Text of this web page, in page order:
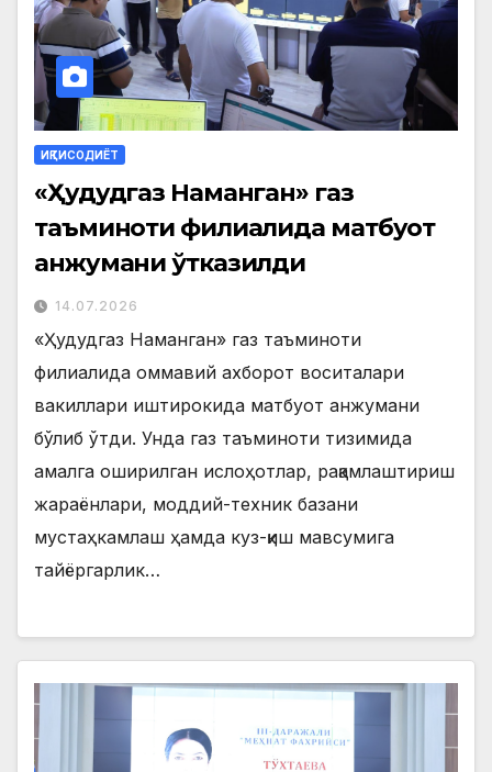
ИҚТИСОДИЁТ
«Ҳудудгаз Наманган» газ
таъминоти филиалида матбуот
анжумани ўтказилди
14.07.2026
«Ҳудудгаз Наманган» газ таъминоти
филиалида оммавий ахборот воситалари
вакиллари иштирокида матбуот анжумани
бўлиб ўтди. Унда газ таъминоти тизимида
амалга оширилган ислоҳотлар, рақамлаштириш
жараёнлари, моддий-техник базани
мустаҳкамлаш ҳамда куз-қиш мавсумига
тайёргарлик…